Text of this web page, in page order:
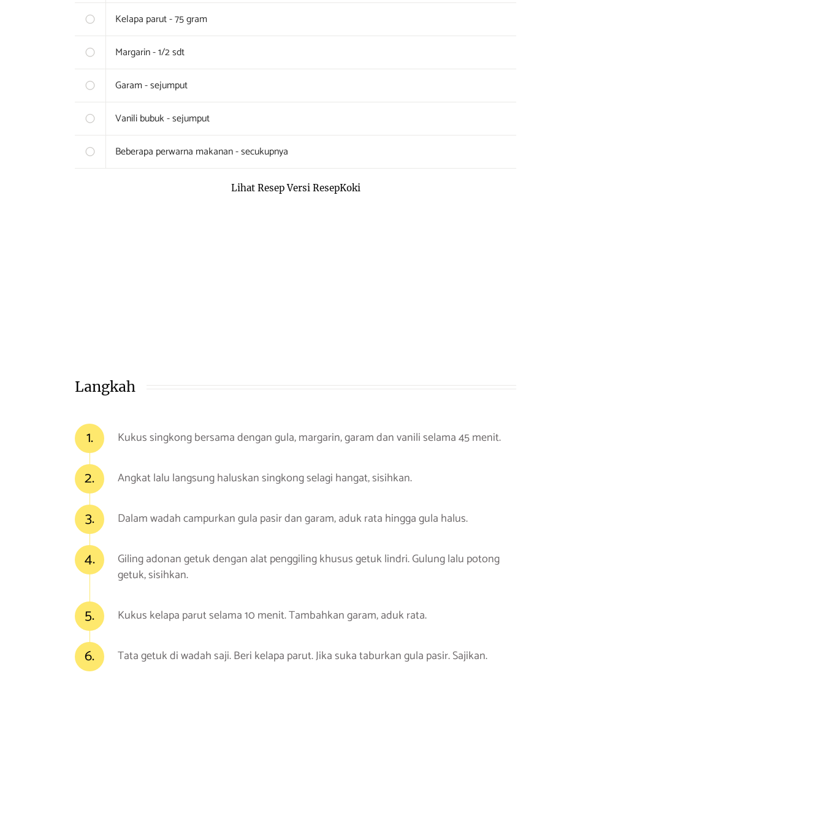
Kelapa parut - 75 gram
Margarin - 1/2 sdt
Garam - sejumput
Vanili bubuk - sejumput
Beberapa perwarna makanan - secukupnya
Lihat Resep Versi ResepKoki
Langkah
1. Kukus singkong bersama dengan gula, margarin, garam dan vanili selama 45 menit.
2. Angkat lalu langsung haluskan singkong selagi hangat, sisihkan.
3. Dalam wadah campurkan gula pasir dan garam, aduk rata hingga gula halus.
4.
Giling adonan getuk dengan alat penggiling khusus getuk lindri. Gulung lalu potong
getuk, sisihkan.
5. Kukus kelapa parut selama 10 menit. Tambahkan garam, aduk rata.
6. Tata getuk di wadah saji. Beri kelapa parut. Jika suka taburkan gula pasir. Sajikan.